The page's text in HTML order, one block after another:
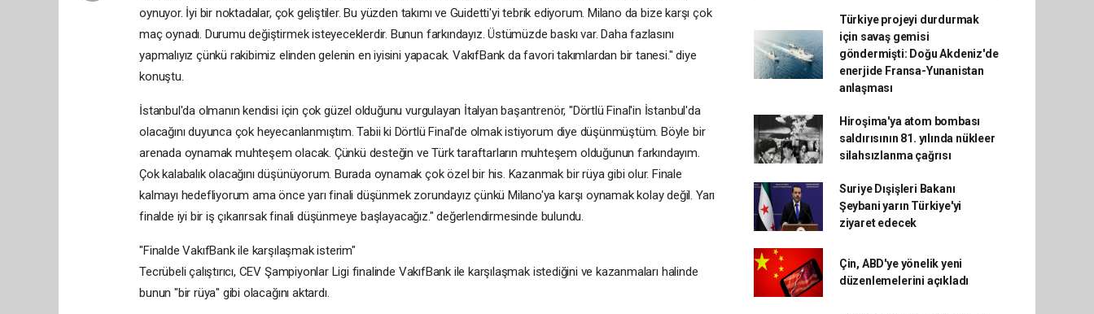
oynuyor. İyi bir noktadalar, çok geliştiler. Bu yüzden takımı ve Guidetti'yi tebrik ediyorum. Milano da bize karşı çok
maç oynadı. Durumu değiştirmek isteyeceklerdir. Bunun farkındayız. Üstümüzde baskı var. Daha fazlasını
yapmalıyız çünkü rakibimiz elinden gelenin en iyisini yapacak. VakıfBank da favori takımlardan bir tanesi." diye
konuştu.
İstanbul'da olmanın kendisi için çok güzel olduğunu vurgulayan İtalyan başantrenör, "Dörtlü Final'in İstanbul'da
olacağını duyunca çok heyecanlanmıştım. Tabii ki Dörtlü Final'de olmak istiyorum diye düşünmüştüm. Böyle bir
arenada oynamak muhteşem olacak. Çünkü desteğin ve Türk taraftarların muhteşem olduğunun farkındayım.
Çok kalabalık olacağını düşünüyorum. Burada oynamak çok özel bir his. Kazanmak bir rüya gibi olur. Finale
kalmayı hedefliyorum ama önce yarı finali düşünmek zorundayız çünkü Milano'ya karşı oynamak kolay değil. Yarı
finalde iyi bir iş çıkarırsak finali düşünmeye başlayacağız." değerlendirmesinde bulundu.
"Finalde VakıfBank ile karşılaşmak isterim"
Tecrübeli çalıştırıcı, CEV Şampiyonlar Ligi finalinde VakıfBank ile karşılaşmak istediğini ve kazanmaları halinde
bunun "bir rüya" gibi olacağını aktardı.
Türkiye projeyi durdurmak
için savaş gemisi
göndermişti: Doğu Akdeniz'de
enerjide Fransa-Yunanistan
anlaşması
Hiroşima'ya atom bombası
saldırısının 81. yılında nükleer
silahsızlanma çağrısı
Suriye Dışişleri Bakanı
Şeybani yarın Türkiye'yi
ziyaret edecek
Çin, ABD'ye yönelik yeni
düzenlemelerini açıkladı